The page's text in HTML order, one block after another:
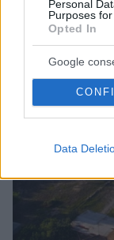
Personal
Purposes
Opted In
Google
Data